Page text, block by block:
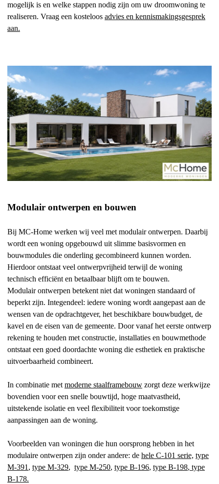
mogelijk is en welke stappen nodig zijn om uw droomwoning te
realiseren. Vraag een kosteloos advies en kennismakingsgesprek
aan.
Modulair ontwerpen en bouwen
Bij MC-Home werken wij veel met modulair ontwerpen. Daarbij
wordt een woning opgebouwd uit slimme basisvormen en
bouwmodules die onderling gecombineerd kunnen worden.
Hierdoor ontstaat veel ontwerpvrijheid terwijl de woning
technisch efficiënt en betaalbaar blijft om te bouwen.
Modulair ontwerpen betekent niet dat woningen standaard of
beperkt zijn. Integendeel: iedere woning wordt aangepast aan de
wensen van de opdrachtgever, het beschikbare bouwbudget, de
kavel en de eisen van de gemeente. Door vanaf het eerste ontwerp
rekening te houden met constructie, installaties en bouwmethode
ontstaat een goed doordachte woning die esthetiek en praktische
uitvoerbaarheid combineert.
In combinatie met moderne staalframebouw zorgt deze werkwijze
bovendien voor een snelle bouwtijd, hoge maatvastheid,
uitstekende isolatie en veel flexibiliteit voor toekomstige
aanpassingen aan de woning.
Voorbeelden van woningen die hun oorsprong hebben in het
modulaire ontwerpen zijn onder andere: de hele C-101 serie, type
M-391 , type M-329, type M-250, type B-196, type B-198, type
B-178.